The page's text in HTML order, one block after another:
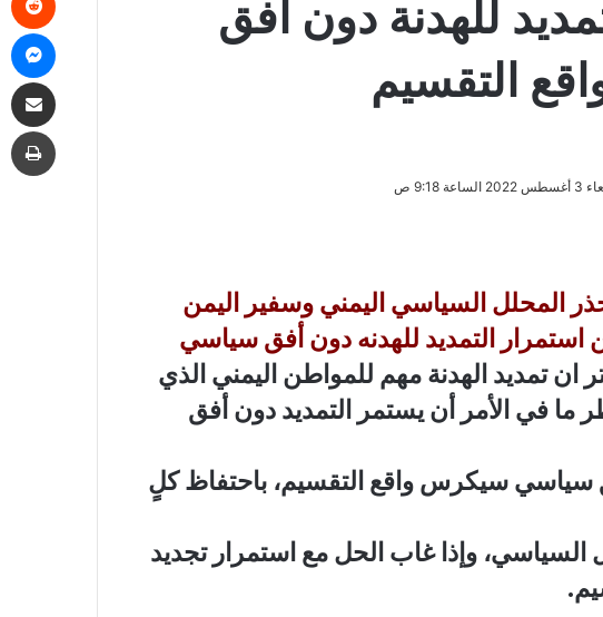
للهدنة دون أفق
التقسيم
9:18 ص
المحلل السياسي اليمني وسفير اليمن
استمرار التمديد للهدنه دون أفق سياسي
ان ‏تمديد الهدنة مهم للمواطن اليمني الذي
ما في الأمر أن يستمر التمديد دون أفق
سياسي سيكرس واقع التقسيم، باحتفاظ كلٍ
وإذا غاب الحل مع استمرار تجديد